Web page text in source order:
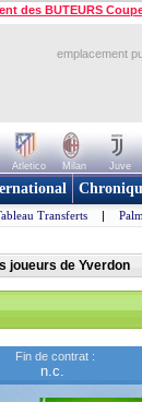
des BUTEURS
emplacement
Atletico Milan Juve
Transferts |
joueurs de Yverdon
Fin de contrat :
n.c.